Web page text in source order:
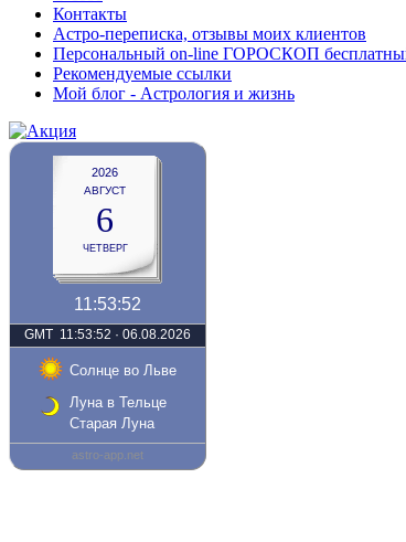
Контакты
Астро-переписка, отзывы моих клиентов
Персональный on-line ГОРОСКОП бесплатный
Рекомендуемые ссылки
Мой блог - Астрология и жизнь